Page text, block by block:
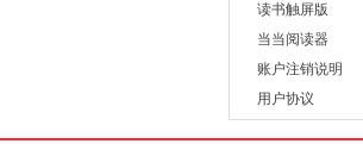
读书触屏版
当当阅读器
账户注销说明
用户协议